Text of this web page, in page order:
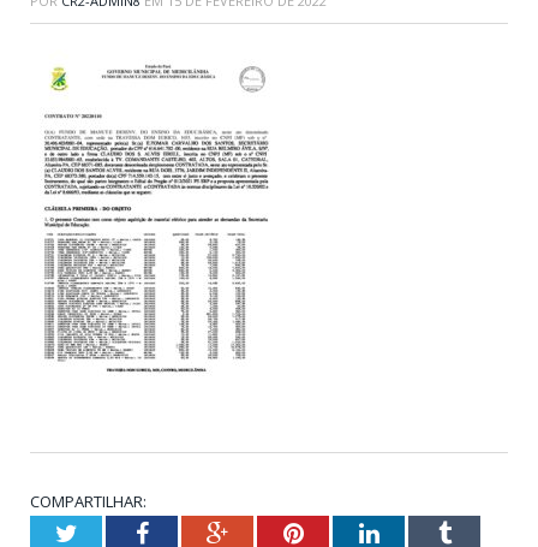
COMPARTILHAR:
TwitterFacebookGoogle+PinterestLinkedInTumblr